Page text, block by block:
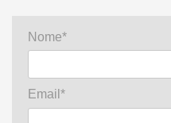
Nome*
Email*